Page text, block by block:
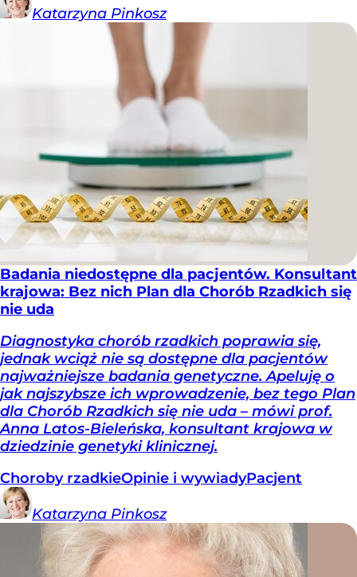
Katarzyna Pinkosz
Badania niedostępne dla pacjentów. Konsultant
krajowa: Bez nich Plan dla Chorób Rzadkich się
nie uda
Diagnostyka chorób rzadkich poprawia się,
jednak wciąż nie są dostępne dla pacjentów
najważniejsze badania genetyczne. Apeluję o
jak najszybsze ich wprowadzenie, bez tego Plan
dla Chorób Rzadkich się nie uda – mówi prof.
Anna Latos-Bieleńska, konsultant krajowa w
dziedzinie genetyki klinicznej.
Choroby rzadkieOpinie i wywiadyPacjent
Katarzyna Pinkosz